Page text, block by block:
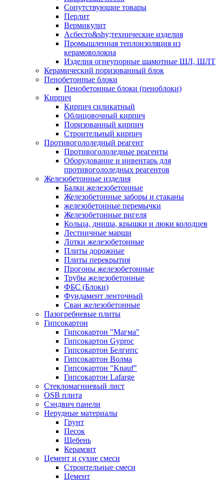
Сопутствующие товары
Перлит
Вермикулит
Асбесто&shy;технические изделия
Промышленная теплоизоляция из
керамоволокна
Изделия огнеупорные шамотные ШЛ, ШЛТ
Керамический поризованный блок
Пенобетонные блоки
Пенобетонные блоки (пеноблоки)
Кирпич
Кирпич силикатный
Облицовочный кирпич
Поризованный кирпич
Строительный кирпич
Противогололедный реагент
Противогололедные реагенты
Оборудование и инвентарь для
противогололедных реагентов
Железобетонные изделия
Балки железобетонные
Железобетонные заборы и стаканы
железобетонные перемычки
Железобетонные ригеля
Кольца, днища, крышки и люки колодцев
Лестничные марши
Лотки железобетонные
Плиты дорожные
Плиты перекрытия
Прогоны железобетонные
Трубы железобетонные
ФБС (Блоки)
Фундамент ленточный
Сваи железобетонные
Пазогребневые плиты
Гипсокартон
Гипсокартон "Магма"
Гипсокартон Gyproc
Гипсокартон Белгипс
Гипсокартон Волма
Гипсокартон "Knauf"
Гипсокартон Lafarge
Стекломагниевый лист
OSB плита
Сэндвич панели
Нерудные материалы
Грунт
Песок
Щебень
Керамзит
Цемент и сухие смеси
Строительные смеси
Цемент